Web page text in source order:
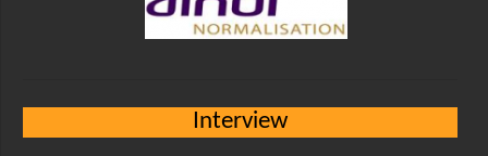
Interview